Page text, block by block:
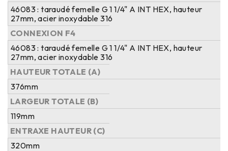
46083 : taraudé femelle G 1 1/4" A INT HEX, hauteur
27mm, acier inoxydable 316
CONNEXION F4
46083 : taraudé femelle G 1 1/4" A INT HEX, hauteur
27mm, acier inoxydable 316
HAUTEUR TOTALE (A)
376mm
LARGEUR TOTALE (B)
119mm
ENTRAXE HAUTEUR (C)
320mm